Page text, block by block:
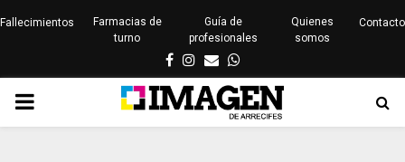
Fallecimientos
Farmacias de
turno
Guía de
profesionales
Quienes
somos
Contacto
Facebook
Instagram
EmailWhatsapp
PRIMARY